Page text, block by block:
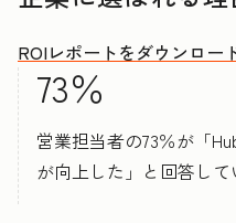
ROIレポートをダウンロー
73％
営業担当者の73％が「
が向上した」と回答して